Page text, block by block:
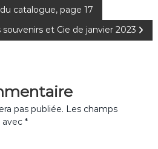
catalogue, page 17
souvenirs et Cie de janvier 2023
pas publiée. Les champs
avec *